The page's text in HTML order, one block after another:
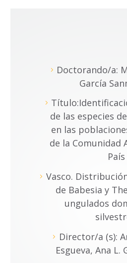
Doctorando/a:
García
de las especies
en las
de la Comunidad
País
Vasco.
de Babesia y
ungulados
Director/a (s):
Esgueva, Ana L.